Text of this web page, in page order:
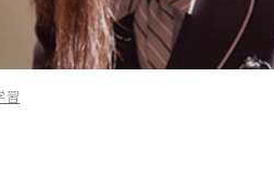
習